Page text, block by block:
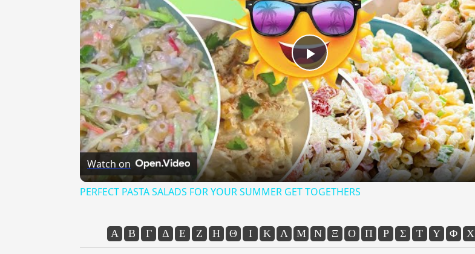
Play
Video
Watch on
PERFECT PASTA SALADS FOR YOUR SUMMER GET TOGETHERS
Α Β Γ Δ Ε Ζ Η Θ Ι Κ Λ Μ Ν Ξ Ο Π Ρ Σ Τ Υ Φ Χ